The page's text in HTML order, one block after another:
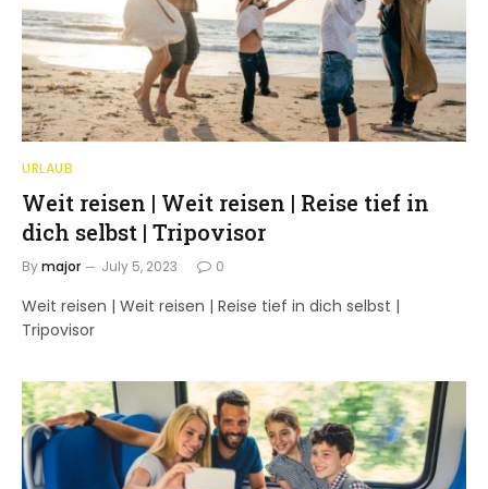
URLAUB
Weit reisen | Weit reisen | Reise tief in
dich selbst | Tripovisor
Bymajor July 5, 2023 0
Weit reisen | Weit reisen | Reise tief in dich selbst |
Tripovisor